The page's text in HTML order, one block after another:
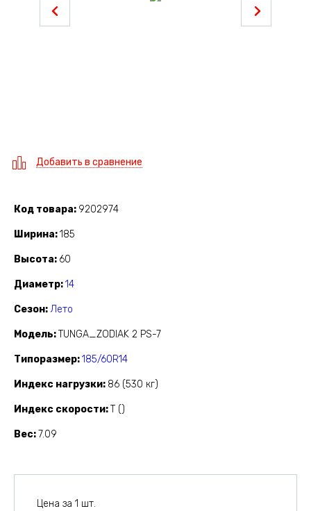
Добавить в сравнение
Код товара 9202974
Ширина 185
Высота 60
Диаметр 14
Сезон Лето
Модель TUNGA_ZODIAK 2 PS-7
Типоразмер 185/60R14
Индекс нагрузки 86 (530 кг)
Индекс скорости Т ()
Вес 7.09
Цена за 1 шт.